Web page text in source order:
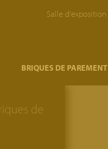
Salle d'exposition
BRIQUES DE PAREMENT
de